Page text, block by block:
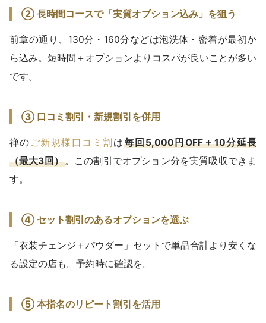
② 長時間コースで「実質オプション込み」を狙う
前章の通り、130分・160分などは泡洗体・密着が最初か
ら込み。短時間＋オプションよりコスパが良いことが多い
です。
③ 口コミ割引・新規割引を併用
禅の ご新規様口コミ割 は 毎回5,000円OFF＋10分延長
（最大3回）。この割引でオプション分を実質吸収できま
す。
④ セット割引のあるオプションを選ぶ
「衣装チェンジ＋パウダー」セットで単品合計より安くな
る設定の店も。予約時に確認を。
⑤ 本指名のリピート割引を活用